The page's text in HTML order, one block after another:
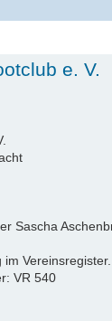
e. V.
Sascha
VR 540